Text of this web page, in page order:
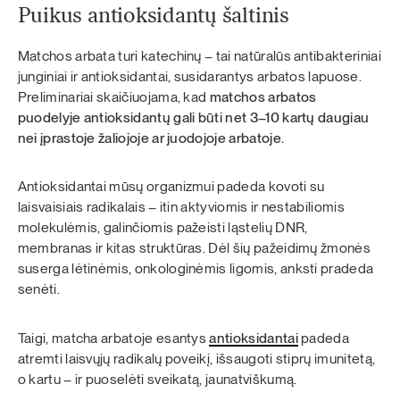
Puikus antioksidantų šaltinis
Matchos arbata turi katechinų – tai natūralūs antibakteriniai
junginiai ir antioksidantai, susidarantys arbatos lapuose.
Preliminariai skaičiuojama, kad matchos arbatos
puodelyje antioksidantų gali būti net 3–10 kartų daugiau
nei įprastoje žaliojoje ar juodojoje arbatoje.
Antioksidantai mūsų organizmui padeda kovoti su
laisvaisiais radikalais – itin aktyviomis ir nestabiliomis
molekulėmis, galinčiomis pažeisti ląstelių DNR,
membranas ir kitas struktūras. Dėl šių pažeidimų žmonės
suserga lėtinėmis, onkologinėmis ligomis, anksti pradeda
senėti.
Taigi, matcha arbatoje esantysantioksidantaipadeda
atremti laisvųjų radikalų poveikį, išsaugoti stiprų imunitetą,
o kartu – ir puoselėti sveikatą, jaunatviškumą.